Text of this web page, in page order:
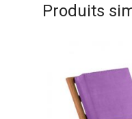
Produits